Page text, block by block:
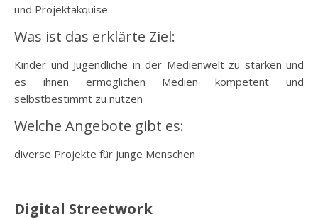
und Projektakquise.
Was ist das erklärte Ziel:
Kinder und Jugendliche in der Medienwelt zu stärken und
es ihnen ermöglichen Medien kompetent und
selbstbestimmt zu nutzen
Welche Angebote gibt es:
diverse Projekte für junge Menschen
Digital Streetwork